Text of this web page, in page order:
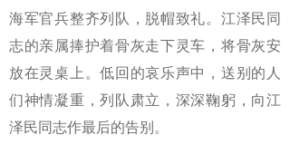
海军官兵整齐列队，脱帽致礼。江泽民同
志的亲属捧护着骨灰走下灵车，将骨灰安
放在灵桌上。低回的哀乐声中，送别的人
们神情凝重，列队肃立，深深鞠躬，向江
泽民同志作最后的告别。